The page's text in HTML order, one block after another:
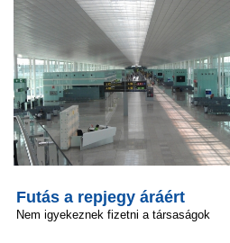
Futás a repjegy áráért
Nem igyekeznek fizetni a társaságok